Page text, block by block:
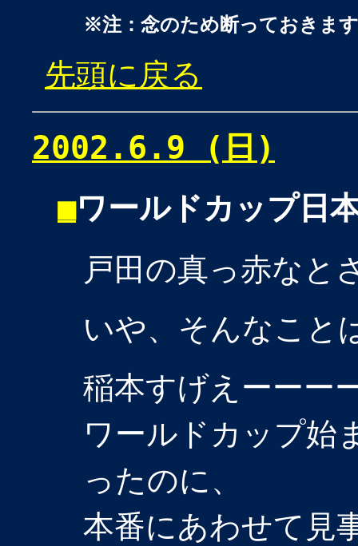
※注：念のため断っておきま
先頭に戻る
2002.6.9 (日)
■ワールドカップ日
戸田の真っ赤なと
いや、そんなこと
稲本すげえーー
ワールドカップ始
ったのに、
本番にあわせて見